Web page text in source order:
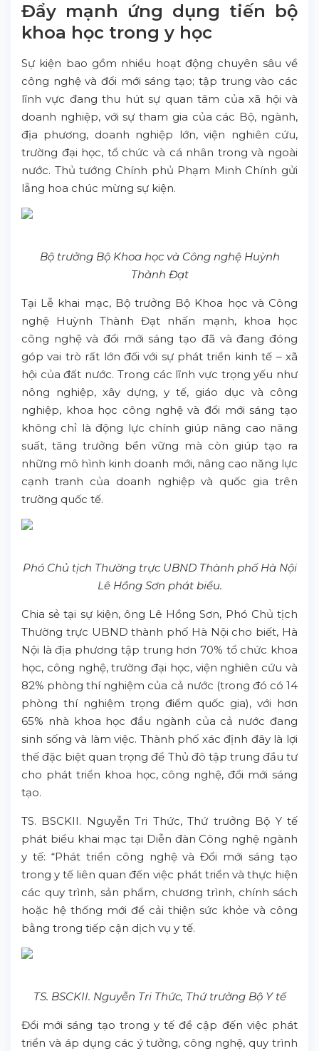
Đẩy mạnh ứng dụng tiến bộ
khoa học trong y học
Sự kiện bao gồm nhiều hoạt động chuyên sâu về
công nghệ và đổi mới sáng tạo; tập trung vào các
lĩnh vực đang thu hút sự quan tâm của xã hội và
doanh nghiệp, với sự tham gia của các Bộ, ngành,
địa phương, doanh nghiệp lớn, viện nghiên cứu,
trường đại học, tổ chức và cá nhân trong và ngoài
nước. Thủ tướng Chính phủ Phạm Minh Chính gửi
lẵng hoa chúc mừng sự kiện.
Bộ trưởng Bộ Khoa học và Công nghệ Huỳnh
Thành Đạt
Tại Lễ khai mạc, Bộ trưởng Bộ Khoa học và Công
nghệ Huỳnh Thành Đạt nhấn mạnh, khoa học
công nghệ và đổi mới sáng tạo đã và đang đóng
góp vai trò rất lớn đối với sự phát triển kinh tế – xã
hội của đất nước. Trong các lĩnh vực trọng yếu như
nông nghiệp, xây dựng, y tế, giáo dục và công
nghiệp, khoa học công nghệ và đổi mới sáng tạo
không chỉ là động lực chính giúp nâng cao năng
suất, tăng trưởng bền vững mà còn giúp tạo ra
những mô hình kinh doanh mới, nâng cao năng lực
cạnh tranh của doanh nghiệp và quốc gia trên
trường quốc tế.
Phó Chủ tịch Thường trực UBND Thành phố Hà Nội
Lê Hồng Sơn phát biểu.
Chia sẻ tại sự kiện, ông Lê Hồng Sơn, Phó Chủ tịch
Thường trực UBND thành phố Hà Nội cho biết, Hà
Nội là địa phương tập trung hơn 70% tổ chức khoa
học, công nghệ, trường đại học, viện nghiên cứu và
82% phòng thí nghiệm của cả nước (trong đó có 14
phòng thí nghiệm trọng điểm quốc gia), với hơn
65% nhà khoa học đầu ngành của cả nước đang
sinh sống và làm việc. Thành phố xác định đây là lợi
thế đặc biệt quan trọng để Thủ đô tập trung đầu tư
cho phát triển khoa học, công nghệ, đổi mới sáng
tạo.
TS. BSCKII. Nguyễn Tri Thức, Thứ trưởng Bộ Y tế
phát biểu khai mạc tại Diễn đàn Công nghệ ngành
y tế: “Phát triển công nghệ và Đổi mới sáng tạo
trong y tế liên quan đến việc phát triển và thực hiện
các quy trình, sản phẩm, chương trình, chính sách
hoặc hệ thống mới để cải thiện sức khỏe và công
bằng trong tiếp cận dịch vụ y tế.
TS. BSCKII. Nguyễn Tri Thức, Thứ trưởng Bộ Y tế
Đổi mới sáng tạo trong y tế đề cập đến việc phát
triển và áp dụng các ý tưởng, công nghệ, quy trình